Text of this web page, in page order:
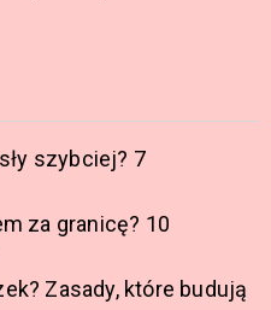
szybciej? 7
za granicę? 10
Zasady, które budują